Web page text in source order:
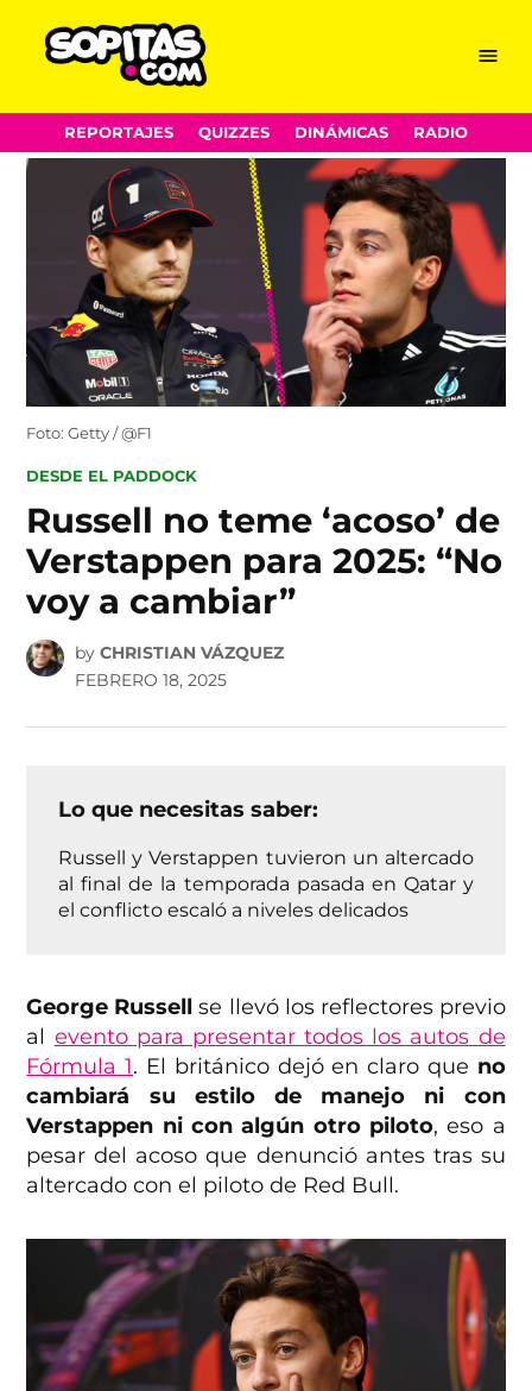
Skip
to
Menu
REPORTAJES QUIZZES DINÁMICAS RADIO
Foto: Getty / @F1
POSTED
DESDE EL PADDOCK
Russell no teme ‘acoso’ de
Verstappen para 2025: “No
voy a cambiar”
by CHRISTIAN VÁZQUEZ
FEBRERO 18, 2025
Lo que necesitas saber:
Russell y Verstappen tuvieron un altercado
al final de la temporada pasada en Qatar y
el conflicto escaló a niveles delicados
George Russellse llevó los reflectores previo
al evento para presentar todos los autos de
Fórmula 1. El británico dejó en claro que no
cambiará su estilo de manejo ni con
Verstappen ni con algún otro piloto, eso a
pesar del acoso que denunció antes tras su
altercado con el piloto de Red Bull.